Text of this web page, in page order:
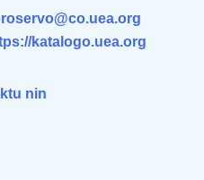
katalogo.uea.org
nin